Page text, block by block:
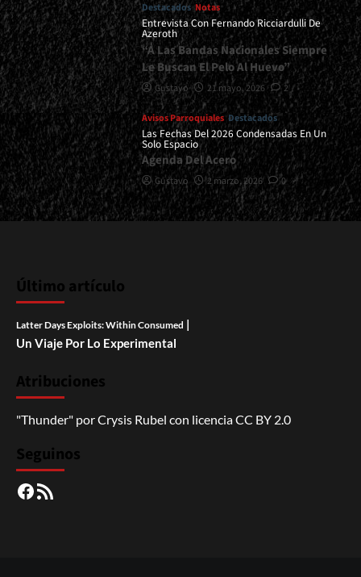
Destacados Notas
Entrevista Con Fernando Ricciardulli De
Azeroth
“A Las Bandas Nacionales Siempre
Le Buscan El Pelo Al Huevo”
Gustavo 21 mayo, 2026 2
Avisos Parroquiales Destacados
Las Fechas Del 2026 Condensadas En Un
Solo Espacio
Agenda Del Acero
Gustavo 2 marzo, 2026 0
Último artículo
Latter Days Exploits: Within Consumed |
Un Viaje Por Lo Experimental
Atribuciones
"Thunder" porCrysis Rubel con licenciaCC BY 2.0
Seguinos
Facebook
RSS